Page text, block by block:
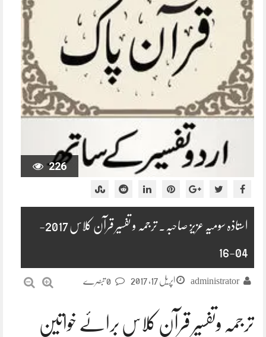
226
استاذہ سومیہ عزیز صاحبہ۔ ترجمہ و تفسیر قرآن کلاس 2017-
04-16
administrator اپریل 17, 2017
ترجمہ وتفسیر قرآن کلاس برائے خواتین